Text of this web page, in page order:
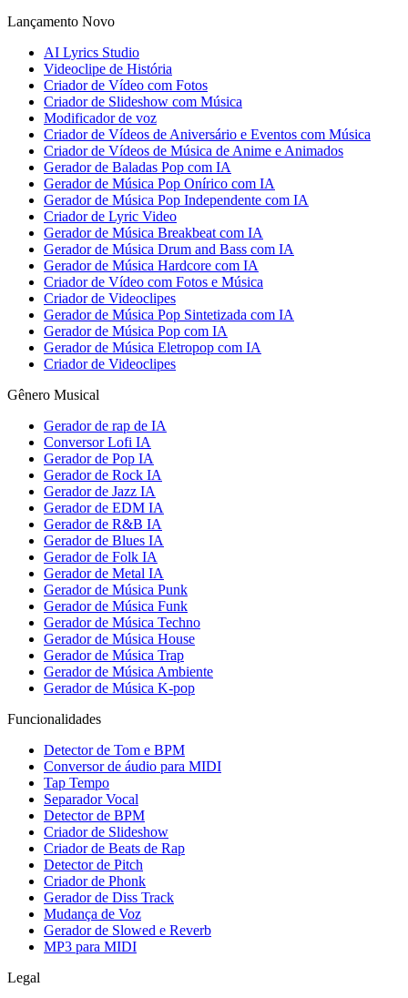
Lançamento Novo
AI Lyrics Studio
Videoclipe de História
Criador de Vídeo com Fotos
Criador de Slideshow com Música
Modificador de voz
Criador de Vídeos de Aniversário e Eventos com Música
Criador de Vídeos de Música de Anime e Animados
Gerador de Baladas Pop com IA
Gerador de Música Pop Onírico com IA
Gerador de Música Pop Independente com IA
Criador de Lyric Video
Gerador de Música Breakbeat com IA
Gerador de Música Drum and Bass com IA
Gerador de Música Hardcore com IA
Criador de Vídeo com Fotos e Música
Criador de Videoclipes
Gerador de Música Pop Sintetizada com IA
Gerador de Música Pop com IA
Gerador de Música Eletropop com IA
Criador de Videoclipes
Gênero Musical
Gerador de rap de IA
Conversor Lofi IA
Gerador de Pop IA
Gerador de Rock IA
Gerador de Jazz IA
Gerador de EDM IA
Gerador de R&B IA
Gerador de Blues IA
Gerador de Folk IA
Gerador de Metal IA
Gerador de Música Punk
Gerador de Música Funk
Gerador de Música Techno
Gerador de Música House
Gerador de Música Trap
Gerador de Música Ambiente
Gerador de Música K-pop
Funcionalidades
Detector de Tom e BPM
Conversor de áudio para MIDI
Tap Tempo
Separador Vocal
Detector de BPM
Criador de Slideshow
Criador de Beats de Rap
Detector de Pitch
Criador de Phonk
Gerador de Diss Track
Mudança de Voz
Gerador de Slowed e Reverb
MP3 para MIDI
Legal